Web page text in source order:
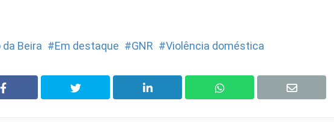
Beira Em destaque GNR Violência doméstica